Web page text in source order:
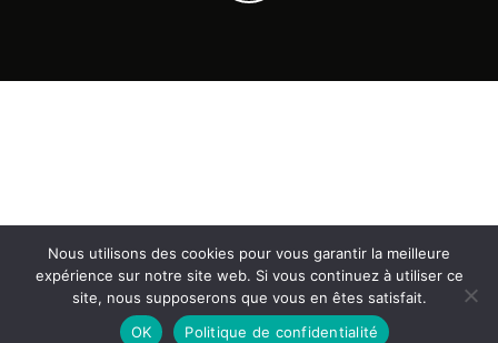
Nous utilisons des cookies pour vous garantir la meilleure
expérience sur notre site web. Si vous continuez à utiliser ce
site, nous supposerons que vous en êtes satisfait.
OK
Politique de confidentialité